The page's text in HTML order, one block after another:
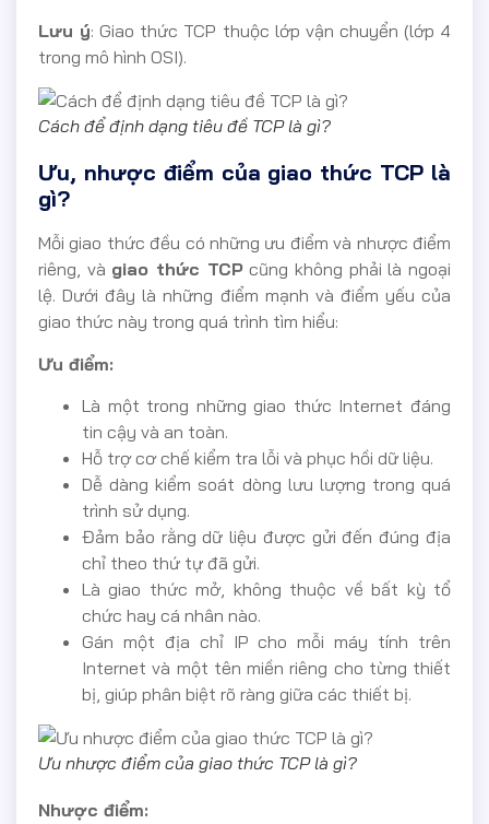
Lưu ý: Giao thức TCP thuộc lớp vận chuyển (lớp 4
trong mô hình OSI).
Cách để định dạng tiêu đề TCP là gì?
Ưu, nhược điểm của giao thức TCP là
gì?
Mỗi giao thức đều có những ưu điểm và nhược điểm
riêng, và giao thức TCPcũng không phải là ngoại
lệ. Dưới đây là những điểm mạnh và điểm yếu của
giao thức này trong quá trình tìm hiểu:
Ưu điểm:
Là một trong những giao thức Internet đáng
tin cậy và an toàn.
Hỗ trợ cơ chế kiểm tra lỗi và phục hồi dữ liệu.
Dễ dàng kiểm soát dòng lưu lượng trong quá
trình sử dụng.
Đảm bảo rằng dữ liệu được gửi đến đúng địa
chỉ theo thứ tự đã gửi.
Là giao thức mở, không thuộc về bất kỳ tổ
chức hay cá nhân nào.
Gán một địa chỉ IP cho mỗi máy tính trên
Internet và một tên miền riêng cho từng thiết
bị, giúp phân biệt rõ ràng giữa các thiết bị.
Ưu nhược điểm của giao thức TCP là gì?
Nhược điểm: